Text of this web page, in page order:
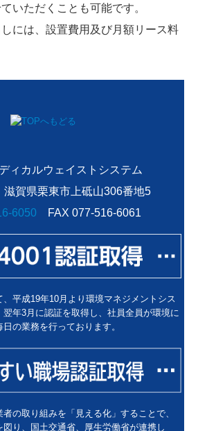
いただくことも可能です。
には、設置費用及び月額リース料
ィカルウェイストシステム
賀県栗東市上砥山306番地5
6050 FAX 077-516-6061
平成19年10月より環境マネジメントシス
年3月に認証を取得し、社員全員が環境に
の業務を行っております。
の取り組みを「見える化」することで、
り、国土交通省、厚生労働省が連携し